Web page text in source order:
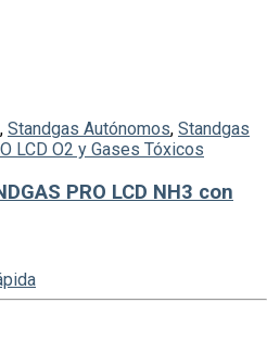
, Standgas Autónomos, Standgas
LCD O2 y Gases Tóxicos
PRO LCD NH3 con